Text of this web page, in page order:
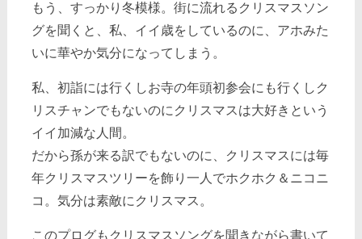
もう、すっかり冬模様。街に流れるクリスマスソン
グを聞くと、私、イイ歳をしているのに、アホみた
いに華やか気分になってしまう。
私、初詣には行くしお寺の年頭初参会にも行くしク
リスチャンでもないのにクリスマスは大好きという
イイ加減な人間。
だから孫が来る訳でもないのに、クリスマスには毎
年クリスマスツリーを飾り一人でホクホク＆ニコニ
コ。気分は素敵にクリスマス。
このプログもクリスマスソングを聞きながら書いて